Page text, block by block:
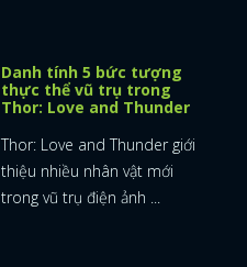
Danh tính 5 bức tượng
thực thể vũ trụ trong
Thor: Love and Thunder
Thor: Love and Thunder giới
thiệu nhiều nhân vật mới
trong vũ trụ điện ảnh ...